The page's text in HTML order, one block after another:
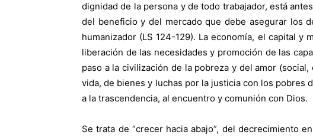
dignidad de la persona y de todo trabajador, está
del beneficio y del mercado que debe asegurar los
humanizador (LS 124-129). La economía, el capital
liberación de las necesidades y promoción de las
paso a la civilización de la pobreza y del amor
vida, de bienes y luchas por la justicia con los pobres
a la trascendencia, al encuentro y comunión con Dios.
Se trata de “crecer hacia abajo”, del decrecimiento